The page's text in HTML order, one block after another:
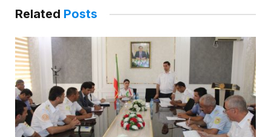
Related Posts